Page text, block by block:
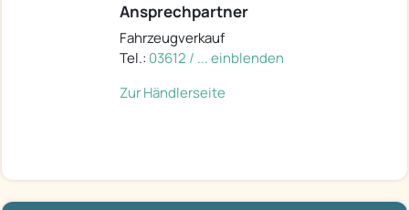
Ansprechpartner
Fahrzeugverkauf
Tel.: 03612 / ... einblenden
Zur Händlerseite